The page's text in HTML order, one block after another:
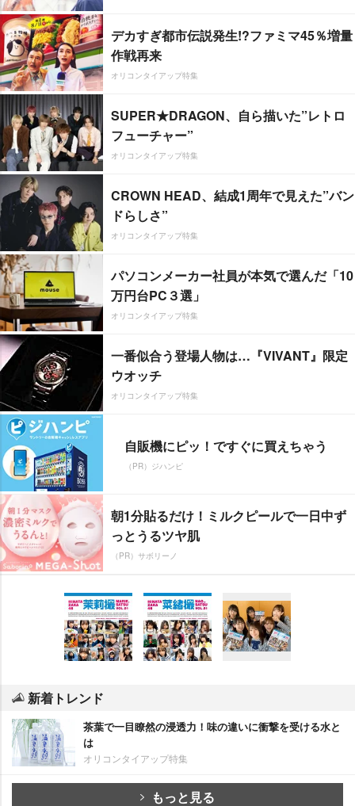
デカすぎ都市伝説発生!?ファミマ45％増量
作戦再来
オリコンタイアップ特集
SUPER★DRAGON、自ら描いた”レトロ
フューチャー”
オリコンタイアップ特集
CROWN HEAD、結成1周年で見えた”バン
ドらしさ”
オリコンタイアップ特集
パソコンメーカー社員が本気で選んだ「10
万円台PC３選」
オリコンタイアップ特集
一番似合う登場人物は…『VIVANT』限定
ウオッチ
オリコンタイアップ特集
自販機にピッ！ですぐに買えちゃう
（PR）ジハンピ
朝1分貼るだけ！ミルクピールで一日中ず
っとうるツヤ肌
（PR）サボリーノ
新着トレンド
茶葉で一目瞭然の浸透力！味の違いに衝撃を受ける水と
は
オリコンタイアップ特集
もっと見る